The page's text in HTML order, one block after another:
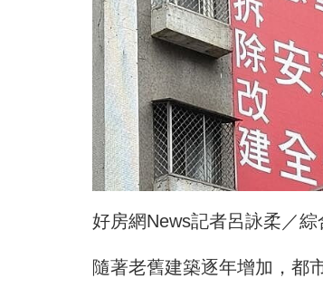
好房網News記者呂詠柔／綜
隨著老舊建築逐年增加，都